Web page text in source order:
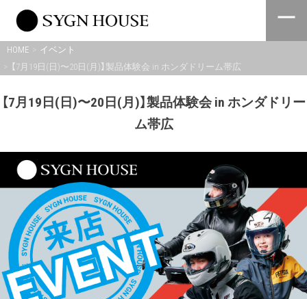
content
HOME
イベント
【7月19日(日)〜20日(月)】製品体験会 in ホンダドリーム帯広
【7月19日(日)〜20日(月)】製品体験会 in ホンダドリー
ム帯広